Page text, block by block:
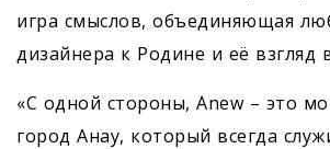
игра смыслов, объединяющая
дизайнера к Родине и её взгляд
«С одной стороны, Anew – это
город Анау, который всегда